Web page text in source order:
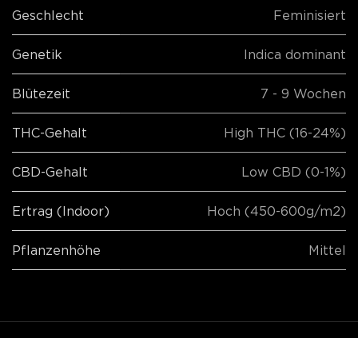
Geschlecht Feminisiert
Genetik Indica dominant
Blütezeit 7 - 9 Wochen
THC-Gehalt High THC (16-24%)
CBD-Gehalt Low CBD (0-1%)
Ertrag (Indoor) Hoch (450-600g/m2)
Pflanzenhöhe Mittel